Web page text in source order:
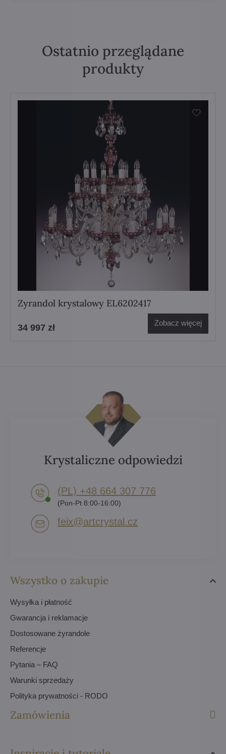
Ostatnio przeglądane
produkty
Zyrandol krystalowy EL6202417
34 997 zł Zobacz więcej
Wszystko o zakupie
Wysyłka i płatność
Gwarancja i reklamacje
Dostosowane żyrandole
Referencje
Pytania – FAQ
Warunki sprzedaży
Polityka prywatności - RODO
Zamówienia
Krystaliczne odpowiedzi
(PL) +48 664 307 776
(Pon-Pt 8:00-16:00)
feix​@artcrystal​.cz